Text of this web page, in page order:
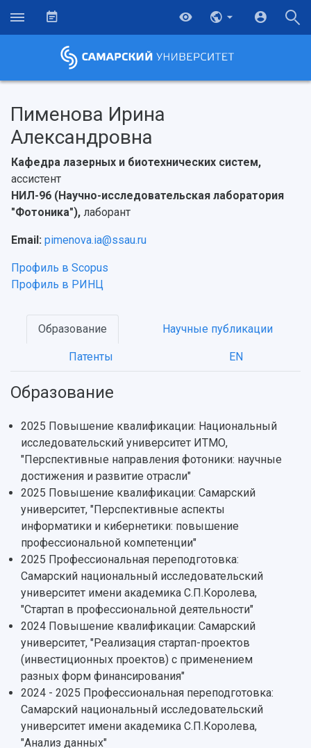
Об университете
Рейтинги
Руководство
Наблюдательный совет
Попечительский совет
Ученый совет
Ректорат
Кадровый резерв
Персоналии
Сотрудники и преподаватели
Заслуженные деятели
Структура университета
Институты и факультеты
Кафедры
Научные подразделения
Отделы и службы
Новости
Объявления
События
СМИ об университете
Пресс-центр
Газета "Полет"
Газета "Самарский университет"
Мы в соцсетях
Мультимедиа
Подкасты
Просветительский проект "Одержимы
Образование
Почему я выбираю Самарский университет?
Бакалавриат и специалитет
Магистратура
Аспирантура
Учебные планы
Дополнительное образование
Институты и факультеты
Образовательные программы
Профессорско-преподавательский состав
Расписание занятий
Стипендии
Тестирование иностранных граждан на
знание русского языка, истории России и
основ законодательства РФ
Научно-исследовательская деятельность
Основные научные направления
Научные школы и ведущие научные коллективы
Диссертационные советы
Подготовка научных кадров
Конкурс на замещение должностей научных
Научно-технический совет
Научные проекты и темы
Аспирантура и докторантура
Справочные материалы
Научная инфраструктура
Научно-исследовательские подразделения
Структурная схема управления научно-
исследовательской деятельностью
Материальная база
Подразделения научного обслуживания
Организационные документы
Пименова Ирина
Александровна
Кафедра лазерных и биотехнических систем,
ассистент
НИЛ-96 (Научно-исследовательская лаборатория
"Фотоника"), лаборант
Email: pimenova.ia@ssau.ru
Профиль в Scopus
Профиль в РИНЦ
Образование Научные публикации
Патенты EN
Образование
2025 Повышение квалификации: Национальный
исследовательский университет ИТМО,
"Перспективные направления фотоники: научные
достижения и развитие отрасли"
2025 Повышение квалификации: Самарский
университет, "Перспективные аспекты
информатики и кибернетики: повышение
профессиональной компетенции"
2025 Профессиональная переподготовка:
Самарский национальный исследовательский
университет имени академика С.П.Королева,
"Стартап в профессиональной деятельности"
2024 Повышение квалификации: Самарский
университет, "Реализация стартап-проектов
(инвестиционных проектов) с применением
разных форм финансирования"
2024 - 2025 Профессиональная переподготовка:
Самарский национальный исследовательский
университет имени академика С.П.Королева,
"Анализ данных"